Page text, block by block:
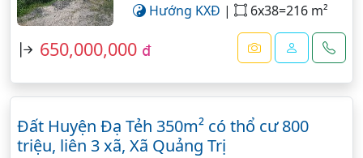
Hướng KXĐ | 6x38=216 m²
650,000,000 đ
Đất Huyện Đạ Tẻh 350m² có thổ cư 800
triệu, liên 3 xã, Xã Quảng Trị